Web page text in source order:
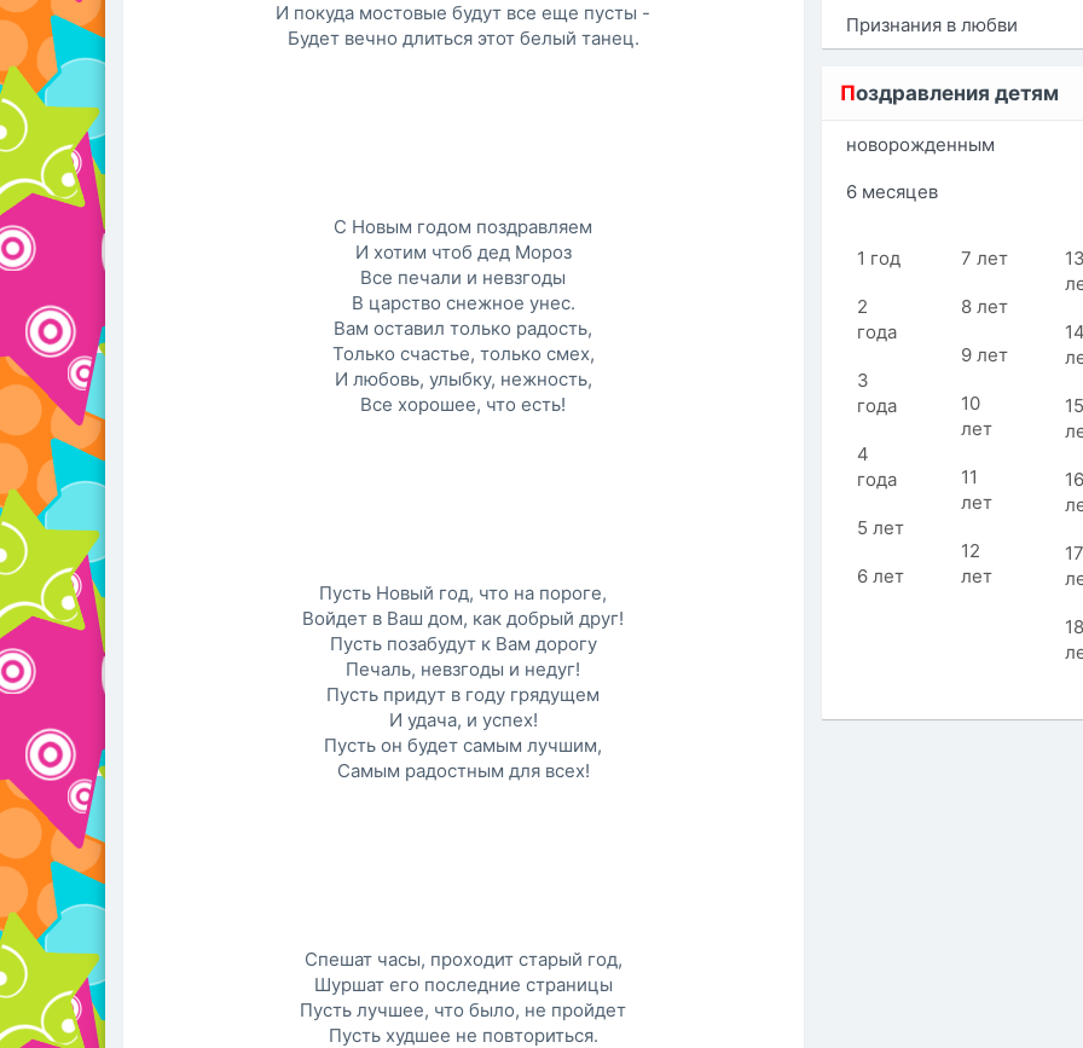
И покуда мостовые будут все еще пусты -
Будет вечно длиться этот белый танец.
С Новым годом поздравляем
И хотим чтоб дед Мороз
Все печали и невзгоды
В царство снежное унес.
Вам оставил только радость,
Только счастье, только смех,
И любовь, улыбку, нежность,
Все хорошее, что есть!
Пусть Новый год, что на пороге,
Войдет в Ваш дом, как добрый друг!
Пусть позабудут к Вам дорогу
Печаль, невзгоды и недуг!
Пусть придут в году грядущем
И удача, и успех!
Пусть он будет самым лучшим,
Самым радостным для всех!
Спешат часы, проходит старый год,
Шуршат его последние страницы
Пусть лучшее, что было, не пройдет
Пусть худшее не повториться.
Признания в любви
Поздравления детям
новорожденным
6 месяцев
1 год
2
года
3
года
4
года
5 лет
6 лет
7 лет
8 лет
9 лет
10
лет
11
лет
12
лет
13
14
15
16
17
18